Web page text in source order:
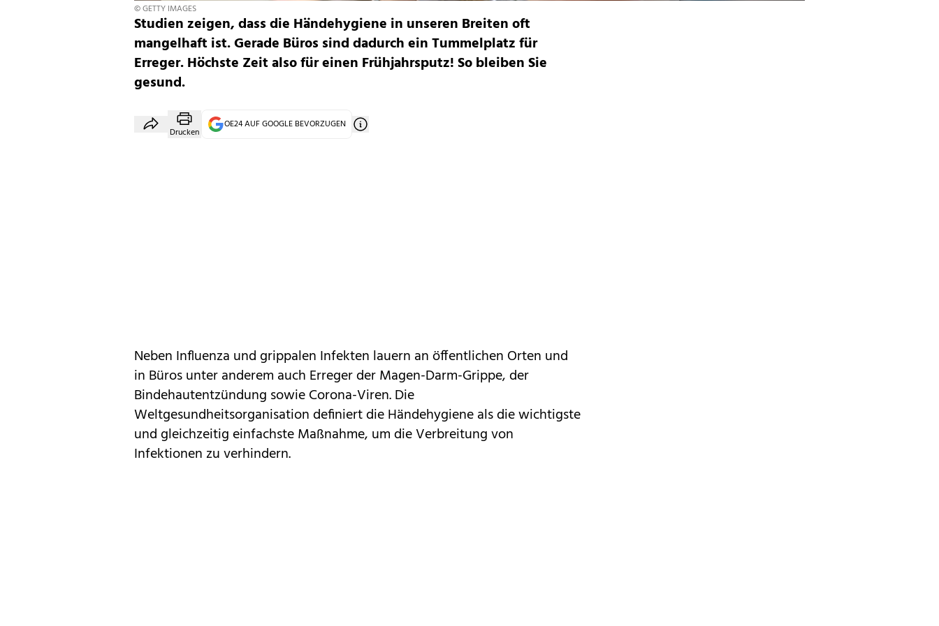
© GETTY IMAGES
Studien zeigen, dass die Händehygiene in unseren Breiten oft
mangelhaft ist. Gerade Büros sind dadurch ein Tummelplatz für
Erreger. Höchste Zeit also für einen Frühjahrsputz! So bleiben Sie
gesund.
Drucken
OE24 AUF GOOGLE BEVORZUGEN
Neben Influenza und grippalen Infekten lauern an öffentlichen Orten und
in Büros unter anderem auch Erreger der Magen-Darm-Grippe, der
Bindehautentzündung sowie Corona-Viren. Die
Weltgesundheitsorganisation definiert die Händehygiene als die wichtigste
und gleichzeitig einfachste Maßnahme, um die Verbreitung von
Infektionen zu verhindern.